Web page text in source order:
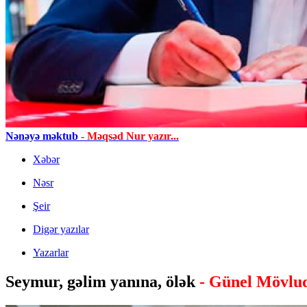
Nənəyə məktub - Məqsəd Nur yazır...
Xəbər
Nəsr
Şeir
Digər yazılar
Yazarlar
Seymur, gəlim yanına, ölək - Günel